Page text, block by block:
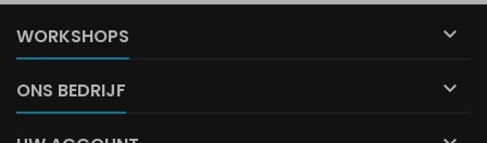
WORKSHOPS 
ONS BEDRIJF 